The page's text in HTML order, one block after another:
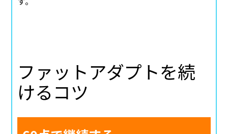
ファットアダプトを続
けるコツ